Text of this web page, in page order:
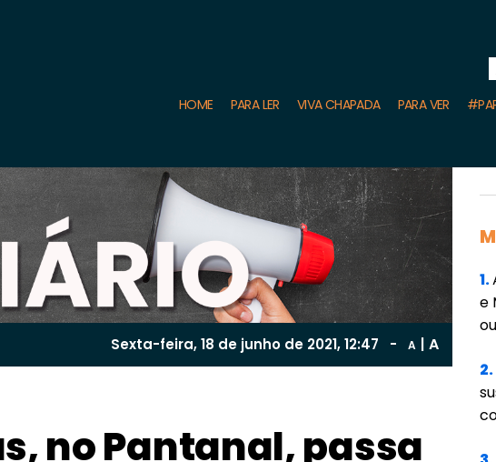
HOME PARA LER VIVA CHAPADA PARA VER
Sexta-feira, 18 de junho de 2021, 12:47 - A A
no Pantanal, passa
1.
e
2.